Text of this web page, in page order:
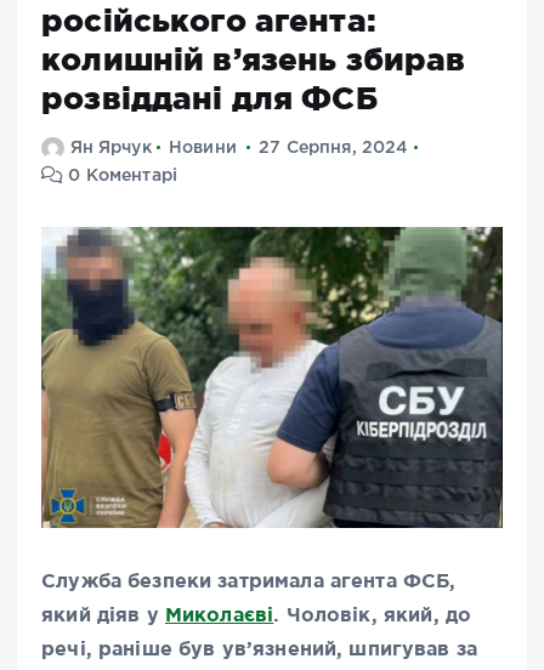
російського агента:
колишній в’язень збирав
розвіддані для ФСБ
Ян Ярчук Новини
27 Серпня, 2024
0 Коментарі
Служба безпеки затримала агента ФСБ,
який діяв у Миколаєві. Чоловік, який, до
речі, раніше був ув’язнений, шпигував за